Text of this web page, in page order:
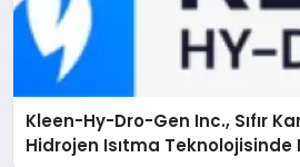
Kleen-Hy-Dro-Gen Inc., Sıfır
Hidrojen Isıtma Teknolojisinde